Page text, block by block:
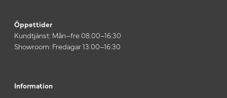
Öppettider
Kundtjänst: Mån–fre 08.00–16:30
Showroom: Fredagar 13.00–16:30
Information